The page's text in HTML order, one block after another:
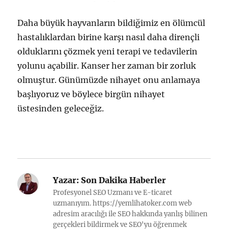
Daha büyük hayvanların bildiğimiz en ölümcül
hastalıklardan birine karşı nasıl daha dirençli
olduklarını çözmek yeni terapi ve tedavilerin
yolunu açabilir. Kanser her zaman bir zorluk
olmuştur. Günümüzde nihayet onu anlamaya
başlıyoruz ve böylece birgün nihayet
üstesinden geleceğiz.
Yazar: Son Dakika Haberler
Profesyonel SEO Uzmanı ve E-ticaret
uzmanıyım. https://yemlihatoker.com web
adresim aracılığı ile SEO hakkında yanlış bilinen
gerçekleri bildirmek ve SEO'yu öğrenmek